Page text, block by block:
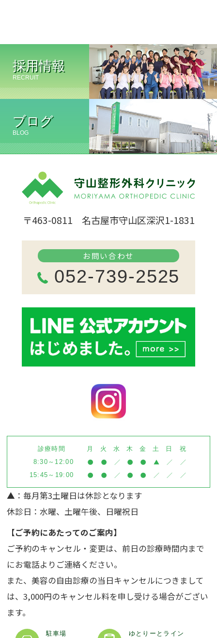
採用情報
RECRUIT
ブログ
BLOG
〒463-0811 名古屋市守山区深沢1-1831
お問い合わせ
052-739-2525
診療時間 月 火 水 木 金 土 日
祝
8:30～12:00
● ● ／ ● ● ▲ ／ ／
15:45～19:00 ● ● ／ ● ● ／ ／ ／
▲ ：毎月第3土曜日は休診となります
休診日：水曜、土曜午後、日曜祝日
【ご予約にあたってのご案内】
ご予約のキャンセル・変更は、前日の診療時間内まで
にお電話よりご連絡ください。
また、美容の自由診療の当日キャンセルにつきまして
は、3,000円のキャンセル料を申し受ける場合がござい
ます。
駐車場 ゆとりーとライン